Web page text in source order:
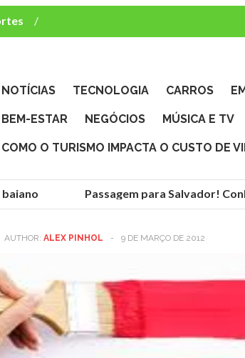
NOTÍCIAS TECNOLOGIA CARROS
BEM-ESTAR NEGÓCIOS MÚSICA E TV
COMO O TURISMO IMPACTA O CUSTO DE
Passagem para Salvador!
AUTHOR: ALEX PINHOL - 9 DE MARÇO DE 2012